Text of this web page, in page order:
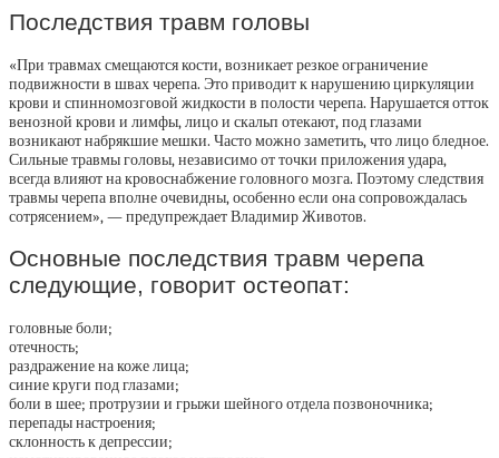
Последствия травм головы
«При травмах смещаются кости, возникает резкое ограничение
подвижности в швах черепа. Это приводит к нарушению циркуляции
крови и спинномозговой жидкости в полости черепа. Нарушается отток
венозной крови и лимфы, лицо и скальп отекают, под глазами
возникают набрякшие мешки. Часто можно заметить, что лицо бледное.
Сильные травмы головы, независимо от точки приложения удара,
всегда влияют на кровоснабжение головного мозга. Поэтому следствия
травмы черепа вполне очевидны, особенно если она сопровождалась
сотрясением», — предупреждает Владимир Животов.
Основные последствия травм черепа
следующие, говорит остеопат:
головные боли;
отечность;
раздражение на коже лица;
синие круги под глазами;
боли в шее; протрузии и грыжи шейного отдела позвоночника;
перепады настроения;
склонность к депрессии;